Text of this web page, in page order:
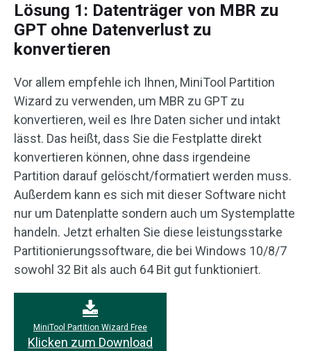
Lösung 1: Datenträger von MBR zu
GPT ohne Datenverlust zu
konvertieren
Vor allem empfehle ich Ihnen, MiniTool Partition
Wizard zu verwenden, um MBR zu GPT zu
konvertieren, weil es Ihre Daten sicher und intakt
lässt. Das heißt, dass Sie die Festplatte direkt
konvertieren können, ohne dass irgendeine
Partition darauf gelöscht/formatiert werden muss.
Außerdem kann es sich mit dieser Software nicht
nur um Datenplatte sondern auch um Systemplatte
handeln. Jetzt erhalten Sie diese leistungsstarke
Partitionierungssoftware, die bei Windows 10/8/7
sowohl 32 Bit als auch 64 Bit gut funktioniert.
MiniTool Partition Wizard Free
Klicken zum Download